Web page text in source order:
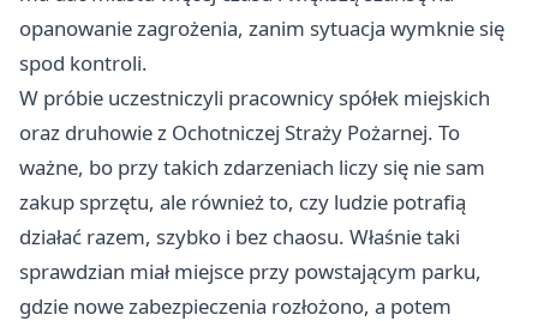
opanowanie zagrożenia, zanim sytuacja wymknie się
spod kontroli.
W próbie uczestniczyli pracownicy spółek miejskich
oraz druhowie z Ochotniczej Straży Pożarnej. To
ważne, bo przy takich zdarzeniach liczy się nie sam
zakup sprzętu, ale również to, czy ludzie potrafią
działać razem, szybko i bez chaosu. Właśnie taki
sprawdzian miał miejsce przy powstającym parku,
gdzie nowe zabezpieczenia rozłożono, a potem